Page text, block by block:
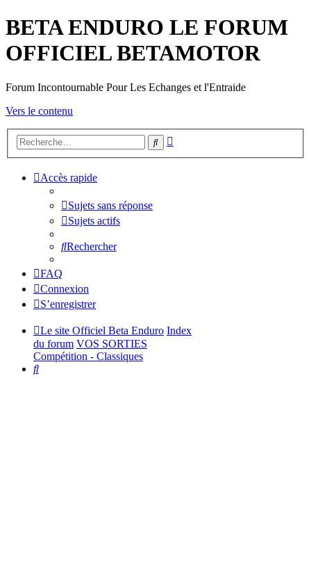
BETA ENDURO LE FORUM
OFFICIEL BETAMOTOR
Forum Incontournable Pour Les Echanges et l'Entraide
Vers le contenu
Rechercher
Accès rapide
Sujets sans réponse
Sujets actifs
Rechercher
FAQ
Connexion
S’enregistrer
Le site Officiel Beta Enduro Index
du forum VOS SORTIES
Compétition - Classiques
Rechercher